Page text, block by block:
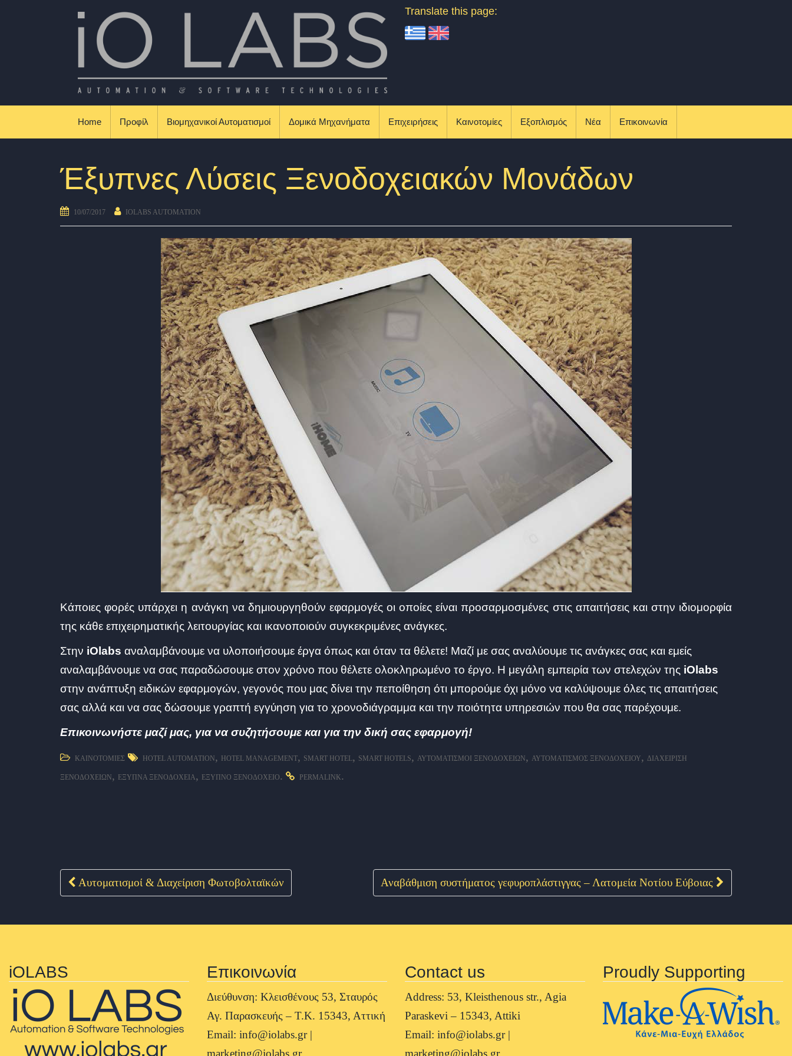
Βιομηχανικοί Αυτοματισμοί & Εφαρμογές
Translate this page:
Home Προφίλ Βιομηχανικοί Αυτοματισμοί Δομικά Μηχανήματα Επιχειρήσεις Καινοτομίες Εξοπλισμός Νέα Επικοινωνία
Έξυπνες Λύσεις Ξενοδοχειακών Μονάδων
10/07/2017 IOLABS AUTOMATION
Κάποιες φορές υπάρχει η ανάγκη να δημιουργηθούν εφαρμογές οι οποίες είναι προσαρμοσμένες στις απαιτήσεις και στην ιδιομορφία
της κάθε επιχειρηματικής λειτουργίας και ικανοποιούν συγκεκριμένες ανάγκες.
Στην iOlabs αναλαμβάνουμε να υλοποιήσουμε έργα όπως και όταν τα θέλετε! Μαζί με σας αναλύουμε τις ανάγκες σας και εμείς
αναλαμβάνουμε να σας παραδώσουμε στον χρόνο που θέλετε ολοκληρωμένο το έργο. Η μεγάλη εμπειρία των στελεχών της iOlabs
στην ανάπτυξη ειδικών εφαρμογών, γεγονός που μας δίνει την πεποίθηση ότι μπορούμε όχι μόνο να καλύψουμε όλες τις απαιτήσεις
σας αλλά και να σας δώσουμε γραπτή εγγύηση για το χρονοδιάγραμμα και την ποιότητα υπηρεσιών που θα σας παρέχουμε.
Eπικοινωνήστε μαζί μας, για να συζητήσουμε και για την δική σας εφαρμογή!
ΚΑΙΝΟΤΟΜΊΕΣ HOTEL AUTOMATION, HOTEL MANAGEMENT, SMART HOTEL, SMART HOTELS, ΑΥΤΟΜΑΤΙΣΜΟΊ ΞΕΝΟΔΟΧΕΊΩΝ, ΑΥΤΟΜΑΤΙΣΜΌΣ ΞΕΝΟΔΟΧΕΊΟΥ, ΔΙΑΧΕΊΡΙΣΗ
ΞΕΝΟΔΟΧΕΊΩΝ, ΈΞΥΠΝΑ ΞΕΝΟΔΟΧΕΊΑ , ΈΞΥΠΝΟ ΞΕΝΟΔΟΧΕΊΟ. PERMALINK.
Post navigation
Αυτοματισμοί & Διαχείριση Φωτοβολταϊκών Αναβάθμιση συστήματος γεφυροπλάστιγγας – Λατομεία Νοτίου Εύβοιας
iOLABS Επικοινωνία
Διεύθυνση: Κλεισθένους 53, Σταυρός
Αγ. Παρασκευής – Τ.Κ. 15343, Αττική
Email: info@iolabs.gr |
marketing@iolabs.gr
Contact us
Address: 53, Kleisthenous str., Agia
Paraskevi – 15343, Attiki
Email: info@iolabs.gr |
marketing@iolabs.gr
Proudly Supporting